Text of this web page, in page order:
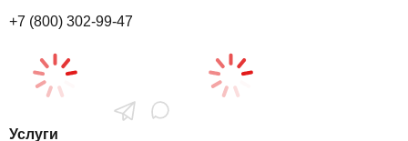
+7 (800) 302-99-47
Услуги